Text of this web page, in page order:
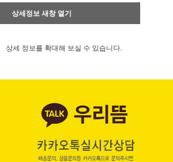
상세정보 새창 열기
상세 정보를 확대해 보실 수 있습니다.